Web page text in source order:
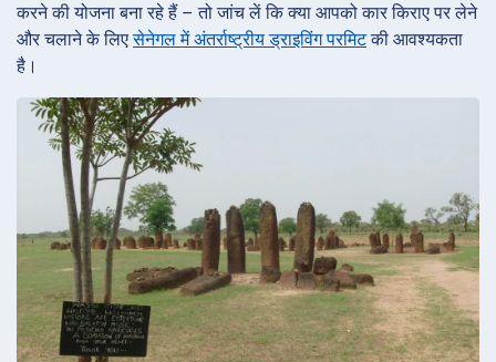
करने की योजना बना रहे हैं – तो जांच लें कि क्या आपको कार किराए पर लेने
और चलाने के लिएसेनेगल में अंतर्राष्ट्रीय ड्राइविंग परमिटकी आवश्यकता
है।